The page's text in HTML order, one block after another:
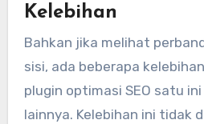
Kelebihan
Bahkan jika melihat
sisi, ada beberapa
plugin optimasi SEO satu
lainnya. Kelebihan ini tidak